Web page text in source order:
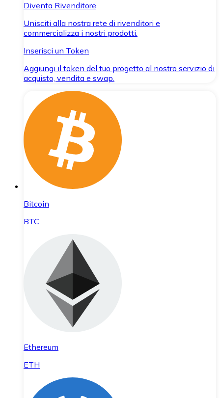
Diventa Rivenditore
Unisciti alla nostra rete di rivenditori e
commercializza i nostri prodotti.
Inserisci un Token
Aggiungi il token del tuo progetto al nostro servizio di
acquisto, vendita e swap.
Bitcoin
BTC
Ethereum
ETH